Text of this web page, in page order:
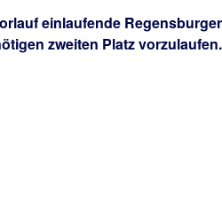
einlaufende
zweiten Platz vorzulaufen.